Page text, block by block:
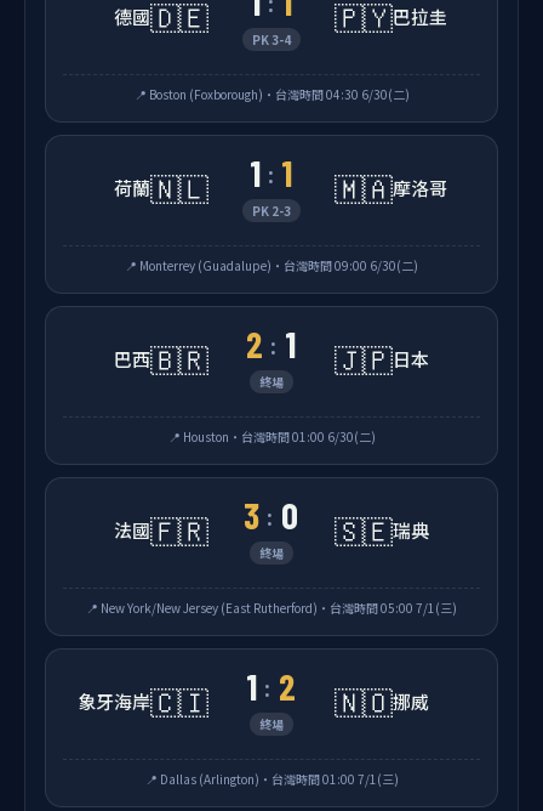
德國🇩🇪
PK 3-4
🇵🇾巴拉圭
📍 Boston (Foxborough)・台灣時間 04:30 6/30(二)
荷蘭🇳🇱 1 : 1
PK 2-3
🇲🇦摩洛哥
📍 Monterrey (Guadalupe)・台灣時間 09:00 6/30(二)
巴西🇧🇷 2 : 1
終場
🇯🇵日本
📍 Houston・台灣時間 01:00 6/30(二)
法國🇫🇷 3 : 0
終場
🇸🇪瑞典
📍 New York/New Jersey (East Rutherford)・台灣時間 05:00 7/1(三)
象牙海岸🇨🇮 1 : 2
終場
🇳🇴挪威
📍 Dallas (Arlington)・台灣時間 01:00 7/1(三)